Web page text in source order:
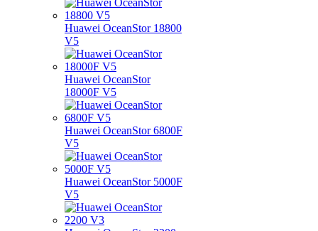
Huawei OceanStor 18800
V5
Huawei OceanStor
18000F V5
Huawei OceanStor 6800F
V5
Huawei OceanStor 5000F
V5